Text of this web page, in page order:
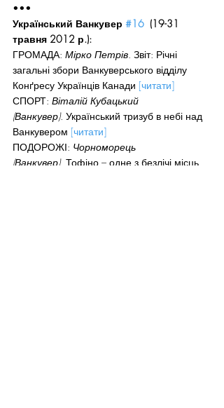
•••
Український Ванкувер #16 (19-31
травня 2012 р.):
ГРОМАДА: Мірко Петрів. Звіт: Річні
загальні збори Ванкуверського відділу
Конґресу Українців Канади [читати]
СПОРТ: Віталій Кубацький
(Ванкувер). Український тризуб в небі над
Ванкувером [читати]
ПОДОРОЖІ: Чорноморець
(Ванкувер). Тофіно – одне з безлічі місць